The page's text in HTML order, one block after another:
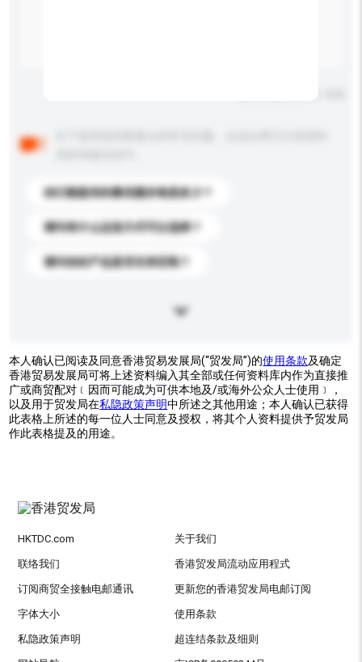
你们能提供的最优惠价格是多少？
请问有什么运送方式可以选择？
请问你的产品是否支持定制？
本人确认已阅读及同意香港贸易发展局(“贸发局”)的使用条款及确定
香港贸易发展局可将上述资料编入其全部或任何资料库内作为直接推
广或商贸配对﹝因而可能成为可供本地及/或海外公众人士使用﹞，
以及用于贸发局在私隐政策声明中所述之其他用途；本人确认已获得
此表格上所述的每一位人士同意及授权，将其个人资料提供予贸发局
作此表格提及的用途。
HKTDC.com 关于我们
联络我们 香港贸发局流动应用程式
订阅商贸全接触电邮通讯 更新您的香港贸发局电邮订阅
字体大小 使用条款
私隐政策声明 超连结条款及细则